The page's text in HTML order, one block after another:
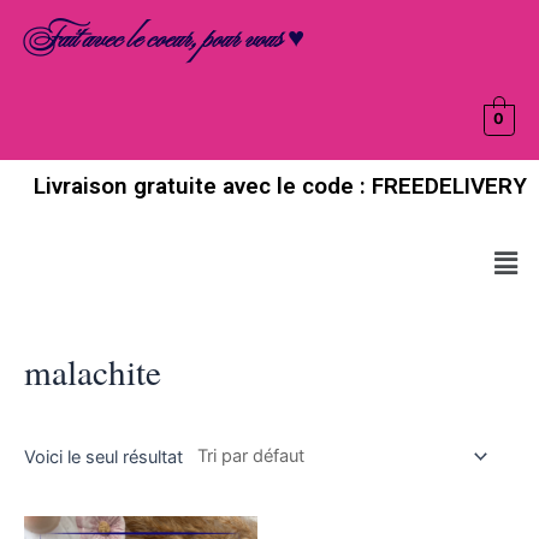
Fait avec le coeur, pour vous ♥
0
Livraison gratuite avec le code : FREEDELIVERY
malachite
Voici le seul résultat
Ce